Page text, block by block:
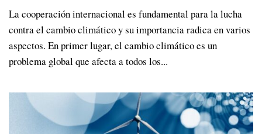
La cooperación internacional es fundamental para la lucha
contra el cambio climático y su importancia radica en varios
aspectos. En primer lugar, el cambio climático es un
problema global que afecta a todos los...